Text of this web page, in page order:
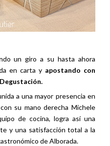
un giro a su hasta ahora
en carta y apostando con
a una mayor presencia en
su mano derecha Michele
de cocina, logra así una
y una satisfacción total a la
de Alborada.